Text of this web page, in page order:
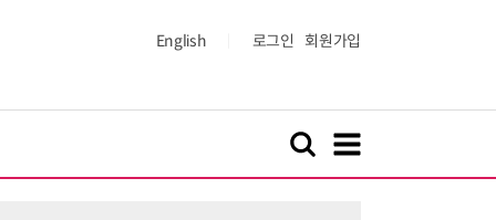
English 로그인 회원가입